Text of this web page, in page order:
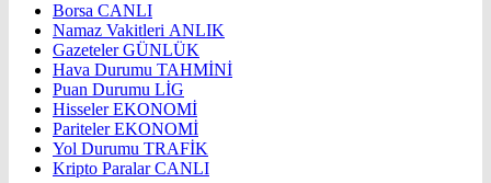
Borsa CANLI
Namaz Vakitleri ANLIK
GazetelerGÜNLÜK
Hava Durumu TAHMİNİ
Puan Durumu LİG
HisselerEKONOMİ
ParitelerEKONOMİ
Yol Durumu TRAFİK
Kripto ParalarCANLI